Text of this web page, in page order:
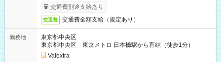
交通費別途支給あり
交通費 交通費全額支給（規定あり）
勤務地
東京都中央区
東京都中央区 東京メトロ 日本橋駅から直結（徒歩1分）
Valextra